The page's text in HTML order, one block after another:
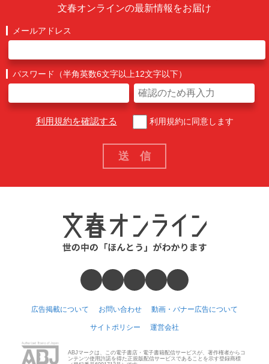
文春オンラインの最新情報をお届け
メールアドレス
パスワード（半角英数6文字以上12文字以下）
利用規約を確認する 利用規約に同意します
広告掲載について お問い合わせ 動画・バナー広告について
サイトポリシー 運営会社
ABJマークは、この電子書店・電子書籍配信サービスが、著作権者からコ
ンテンツ使用許諾を得た正規版配信サービスであることを示す登録商標